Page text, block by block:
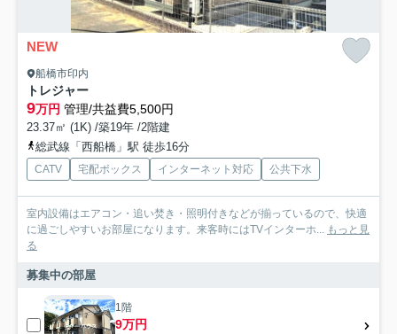
NEW
船橋市印内
トレジャー
9万円 管理/共益費5,500円
23.37㎡ (1K) /築19年 /2階建
総武線「西船橋」駅 徒歩16分
CATV 宅配ボックス インターネット対応 公共下水
室内設備はエアコン・追い焚き・照明付きなどが揃っているので、快適
に過ごしやすいお部屋になります。来客時にはTVインターホ...
もっと見
る
募集中の部屋
1階
9万円